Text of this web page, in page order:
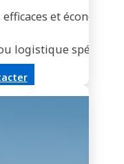
et
logistique